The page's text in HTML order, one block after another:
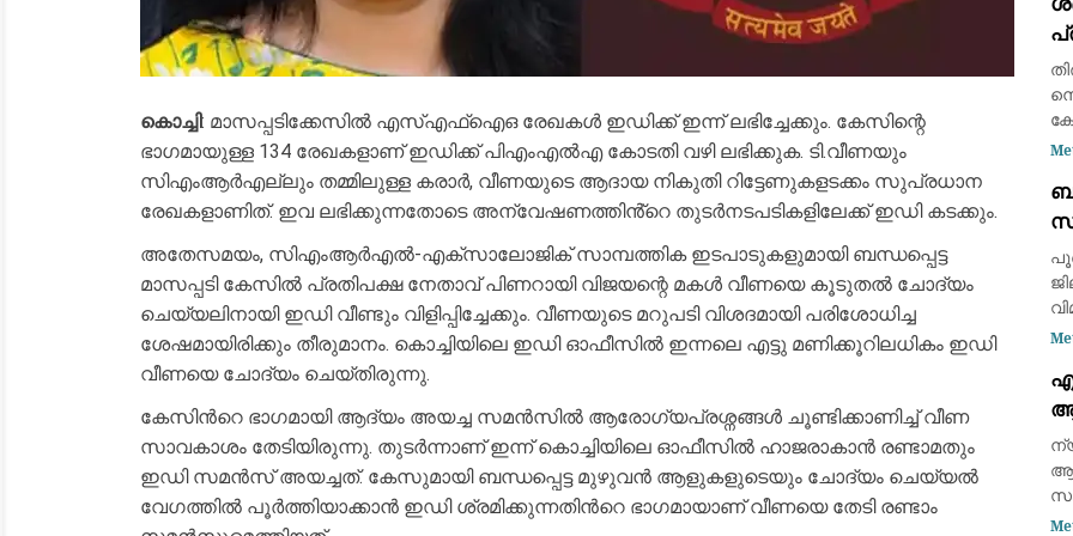
കൊച്ചി: മാസപ്പടിക്കേസിൽ എസ്എഫ്ഐഒ രേഖകൾ ഇഡിക്ക് ഇന്ന് ലഭിച്ചേക്കും. കേസിന്റെ
ഭാഗമായുള്ള 134 രേഖകളാണ് ഇഡിക്ക് പിഎംഎൽഎ കോടതി വഴി ലഭിക്കുക. ടി.വീണയും
സിഎംആർഎല്ലും തമ്മിലുള്ള കരാർ, വീണയുടെ ആദായ നികുതി റിട്ടേണുകളടക്കം സുപ്രധാന
രേഖകളാണിത്. ഇവ ലഭിക്കുന്നതോടെ അന്വേഷണത്തിൻ്റെ തുടർനടപടികളിലേക്ക് ഇഡി കടക്കും.
അതേസമയം, സിഎംആർഎൽ-എക്സാലോജിക് സാമ്പത്തിക ഇടപാടുകളുമായി ബന്ധപ്പെട്ട
മാസപ്പടി കേസിൽ പ്രതിപക്ഷ നേതാവ് പിണറായി വിജയന്റെ മകൾ വീണയെ കൂടുതൽ ചോദ്യം
ചെയ്യലിനായി ഇഡി വീണ്ടും വിളിപ്പിച്ചേക്കും. വീണയുടെ മറുപടി വിശദമായി പരിശോധിച്ച
ശേഷമായിരിക്കും തീരുമാനം. കൊച്ചിയിലെ ഇഡി ഓഫീസിൽ ഇന്നലെ എട്ടു മണിക്കൂറിലധികം ഇഡി
വീണയെ ചോദ്യം ചെയ്തിരുന്നു.
കേസിന്‍റെ ഭാഗമായി ആദ്യം അയച്ച സമൻസിൽ ആരോഗ്യപ്രശ്നങ്ങൾ ചൂണ്ടിക്കാണിച്ച് വീണ
സാവകാശം തേടിയിരുന്നു. തുടർന്നാണ് ഇന്ന് കൊച്ചിയിലെ ഓഫീസിൽ ഹാജരാകാൻ രണ്ടാമതും
ഇഡി സമൻസ് അയച്ചത്. കേസുമായി ബന്ധപ്പെട്ട മുഴുവൻ ആളുകളുടെയും ചോദ്യം ചെയ്യൽ
വേഗത്തിൽ പൂർത്തിയാക്കാൻ ഇഡി ശ്രമിക്കുന്നതിന്‍റെ ഭാഗമായാണ് വീണയെ തേടി രണ്ടാം